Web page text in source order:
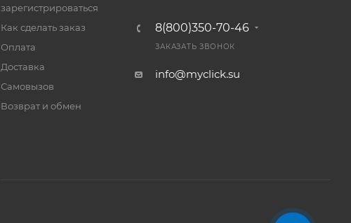
зарегистрироваться
Как сделать заказ
Оплата
Доставка
Самовызов
Возврат и обмен
8(800)350-70-46
ЗАКАЗАТЬ ЗВОНОК
info@myclick.su